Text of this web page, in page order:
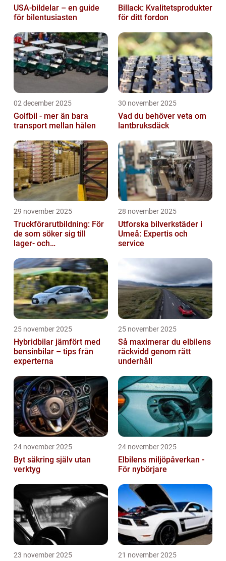
USA-bildelar – en guide
för bilentusiasten
Billack: Kvalitetsprodukter
för ditt fordon
02 december 2025
Golfbil - mer än bara
transport mellan hålen
30 november 2025
Vad du behöver veta om
lantbruksdäck
29 november 2025
Truckförarutbildning: För
de som söker sig till
lager- och
28 november 2025
Utforska bilverkstäder i
Umeå: Expertis och
service
25 november 2025
Hybridbilar jämfört med
bensinbilar – tips från
experterna
25 november 2025
Så maximerar du elbilens
räckvidd genom rätt
underhåll
24 november 2025
Byt säkring själv utan
verktyg
24 november 2025
Elbilens miljöpåverkan -
För nybörjare
23 november 2025 21 november 2025